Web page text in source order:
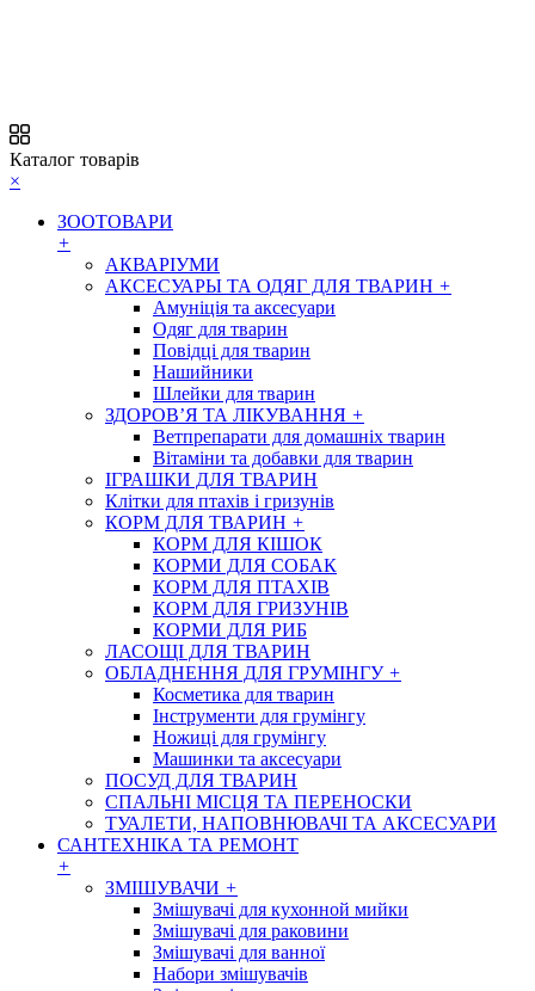
Каталог товарів
×
ЗООТОВАРИ
+
АКВАРІУМИ
АКСЕСУАРЫ ТА ОДЯГ ДЛЯ ТВАРИН +
Амуніція та аксесуари
Одяг для тварин
Повідці для тварин
Нашийники
Шлейки для тварин
ЗДОРОВ’Я ТА ЛІКУВАННЯ +
Ветпрепарати для домашніх тварин
Вітаміни та добавки для тварин
ІГРАШКИ ДЛЯ ТВАРИН
Клітки для птахів і гризунів
КОРМ ДЛЯ ТВАРИН +
КОРМ ДЛЯ КІШОК
КОРМИ ДЛЯ СОБАК
КОРМ ДЛЯ ПТАХІВ
КОРМ ДЛЯ ГРИЗУНІВ
КОРМИ ДЛЯ РИБ
ЛАСОЩІ ДЛЯ ТВАРИН
ОБЛАДНЕННЯ ДЛЯ ГРУМІНГУ +
Косметика для тварин
Інструменти для грумінгу
Ножиці для грумінгу
Машинки та аксесуари
ПОСУД ДЛЯ ТВАРИН
СПАЛЬНІ МІСЦЯ ТА ПЕРЕНОСКИ
ТУАЛЕТИ, НАПОВНЮВАЧІ ТА АКСЕСУАРИ
САНТЕХНІКА ТА РЕМОНТ
+
ЗМІШУВАЧИ +
Змішувачі для кухонной мийки
Змішувачі для раковини
Змішувачі для ванної
Набори змішувачів